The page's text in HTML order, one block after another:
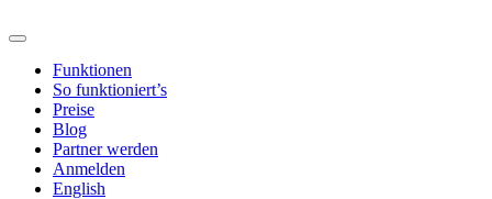
Funktionen
So funktioniert’s
Preise
Blog
Partner werden
Anmelden
English